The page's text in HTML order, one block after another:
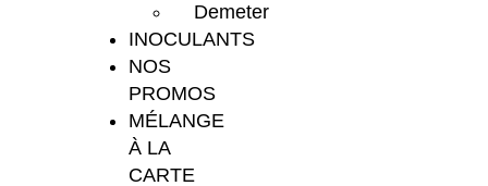
Demeter
INOCULANTS
NOS
PROMOS
MÉLANGE
À LA
CARTE